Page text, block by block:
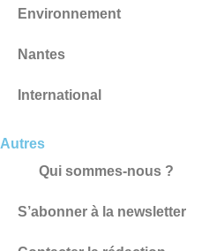
Environnement
Nantes
International
Autres
Qui sommes-nous ?
S’abonner à la newsletter